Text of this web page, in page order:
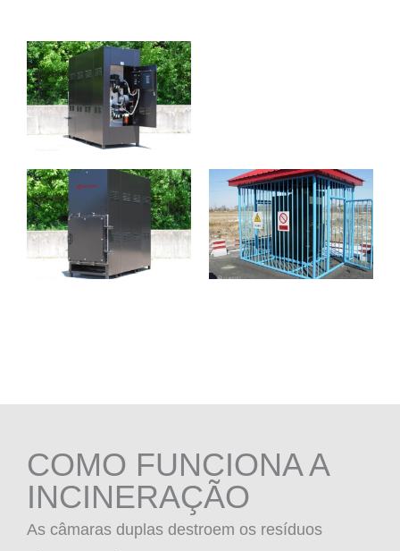
COMO FUNCIONA A
INCINERAÇÃO
As câmaras duplas destroem os resíduos